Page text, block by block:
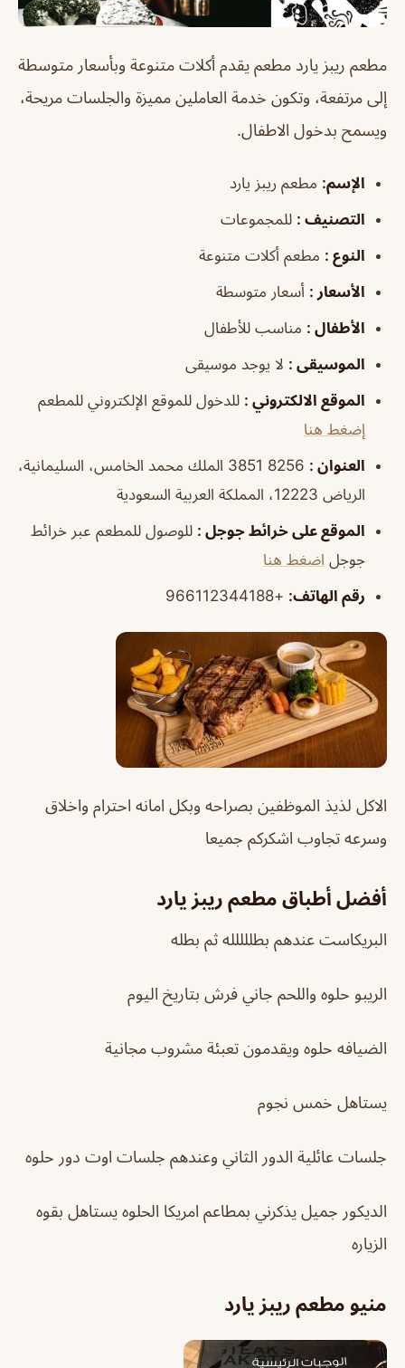
مطعم ريبز يارد مطعم يقدم أكلات متنوعة وبأسعار متوسطة
إلى مرتفعة، وتكون خدمة العاملين مميزة والجلسات مريحة،
ويسمح بدخول الاطفال.
الإسم: مطعم ريبز يارد
التصنيف : للمجموعات
النوع : مطعم أكلات متنوعة
الأسعار : أسعار متوسطة
الأطفال : مناسب للأطفال
الموسيقى : لا يوجد موسيقى
الموقع الالكتروني : للدخول للموقع الإلكتروني للمطعم
إضغط هنا
العنوان :
8256 3851 الملك محمد الخامس، السليمانية،
الرياض 12223، المملكة العربية السعودية
الموقع على خرائط جوجل : للوصول للمطعم عبر خرائط
جوجل اضغط هنا
رقم الهاتف: +966112344188
الاكل لذيذ الموظفين بصراحه وبكل امانه احترام واخلاق
وسرعه تجاوب اشكركم جميعا
أفضل أطباق مطعم ريبز يارد
البريكاست عندهم بطللللله ثم بطله
الريبو حلوه واللحم جاني فرش بتاريخ اليوم
الضيافه حلوه ويقدمون تعبئة مشروب مجانية
يستاهل خمس نجوم
جلسات عائلية الدور الثاني وعندهم جلسات اوت دور حلوه
الديكور جميل يذكرني بمطاعم امريكا الحلوه يستاهل بقوه
الزياره
منيو مطعم ريبز يارد